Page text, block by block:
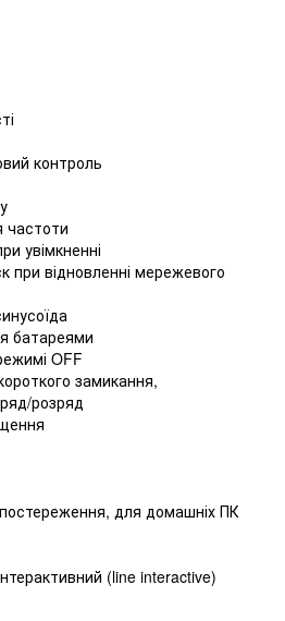
контроль
частоти
увімкненні
при відновленні мережевого
батареями
OFF
замикання,
розряд
для домашніх ПК
(line interactive)